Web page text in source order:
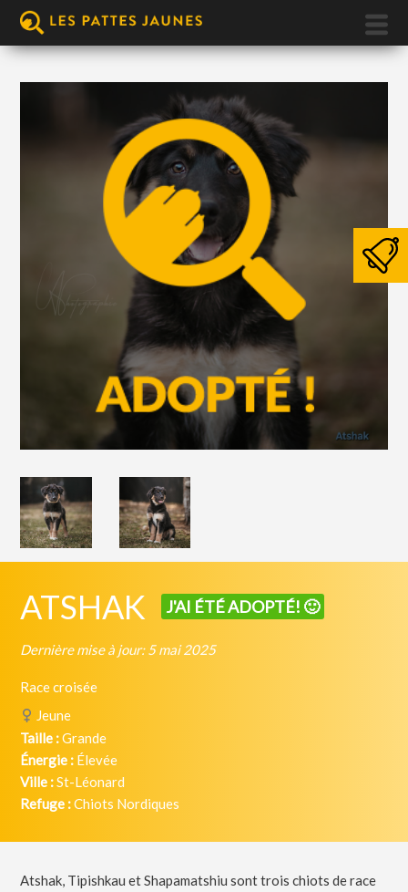
ATSHAK J'AI ÉTÉ ADOPTÉ! 🙂
Dernière mise à jour: 5 mai 2025
Race croisée
Jeune
Taille :Grande
Énergie : Élevée
Ville :St-Léonard
Refuge :Chiots Nordiques
Atshak, Tipishkau et Shapamatshiu sont trois chiots de race